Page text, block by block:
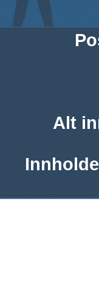
Alt